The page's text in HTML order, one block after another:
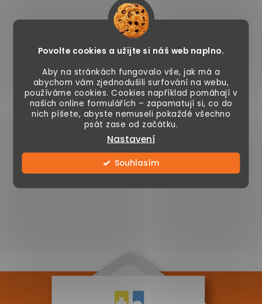
Povolte cookies a užijte si náš web naplno.
Aby na stránkách fungovalo vše, jak má a
abychom vám zjednodušili surfování na webu,
používáme cookies. Cookies například pomáhají v
našich online formulářích – zapamatují si, co do
nich píšete, abyste nemuseli pokaždé všechno
psát zase od začátku.
Nastavení
Souhlasím
O
k
s
Sledujte nás na Instagramu
ZOBRAZIT PROFIL